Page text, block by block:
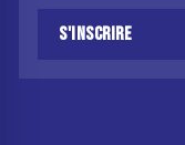
S'INSCRIRE